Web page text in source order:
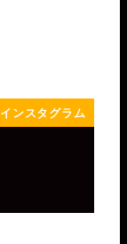
インスタグラム